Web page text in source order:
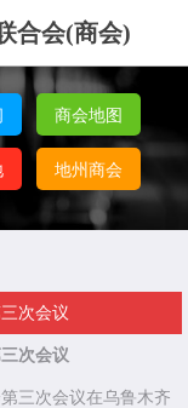
合会(商会)
商会地图
地州商会
次会议
次会议
三次会议在乌鲁木齐